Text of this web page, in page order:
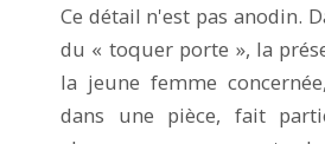
Ce détail n'est pas anodin.
du « toquer porte », la
la jeune femme
dans une pièce, fait